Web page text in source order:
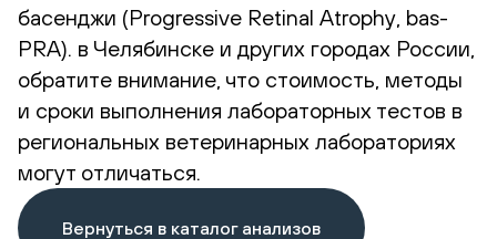
басенджи (Progressive Retinal Atrophy, bas-
PRA). в Челябинске и других городах России,
обратите внимание, что стоимость, методы
и сроки выполнения лабораторных тестов в
региональных ветеринарных лабораториях
могут отличаться.
Вернуться в каталог анализов